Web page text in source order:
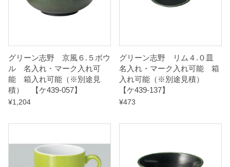
積
）
【
4
グリーン志野 京風６.５ボウ
ル 名入れ・マーク入れ可
能 箱入れ可能（※別途見
積） 【ケ439-057】
¥1,204
グリーン志野 リム４.０皿
名入れ・マーク入れ可能 箱
入れ可能（※別途見積）
【ケ439-137】
¥473